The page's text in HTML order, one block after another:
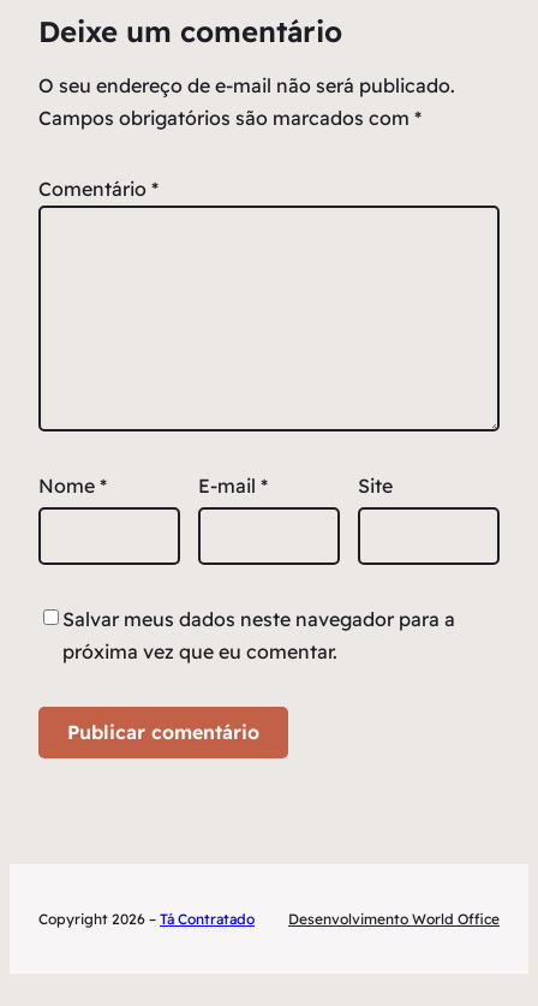
Deixe um comentário
O seu endereço de e-mail não será publicado.
Campos obrigatórios são marcados com *
Comentário *
Nome * E-mail * Site
Salvar meus dados neste navegador para a
próxima vez que eu comentar.
Copyright 2026 – Tá Contratado Desenvolvimento World Office